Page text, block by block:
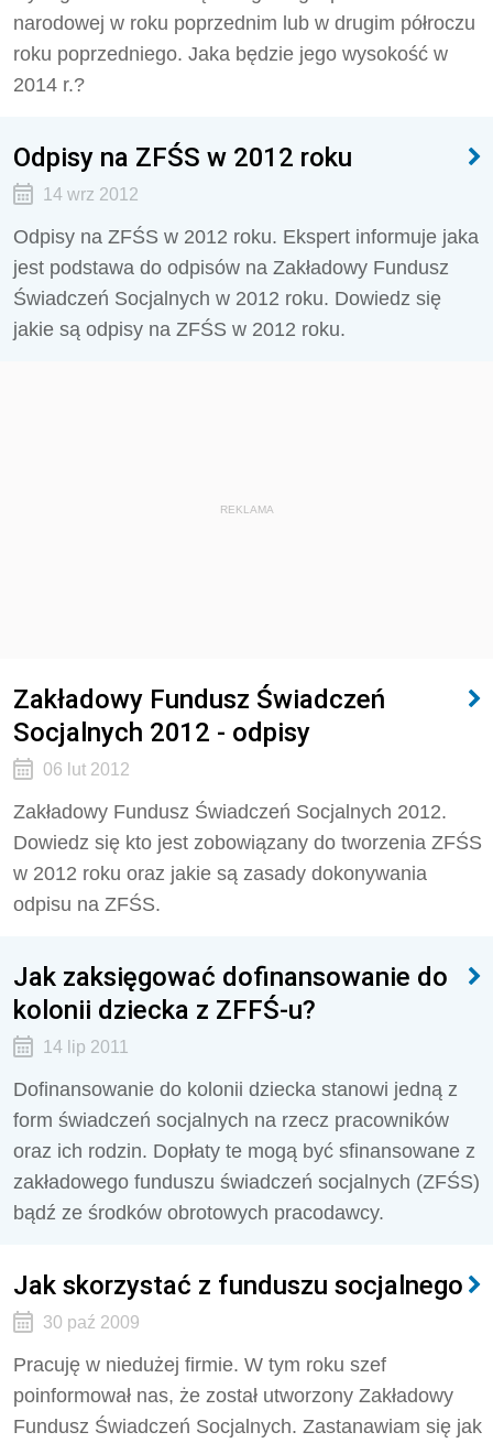
narodowej w roku poprzednim lub w drugim półroczu
roku poprzedniego. Jaka będzie jego wysokość w
2014 r.?
Odpisy na ZFŚS w 2012 roku
14 wrz 2012
Odpisy na ZFŚS w 2012 roku. Ekspert informuje jaka
jest podstawa do odpisów na Zakładowy Fundusz
Świadczeń Socjalnych w 2012 roku. Dowiedz się
jakie są odpisy na ZFŚS w 2012 roku.
REKLAMA
Zakładowy Fundusz Świadczeń
Socjalnych 2012 - odpisy
06 lut 2012
Zakładowy Fundusz Świadczeń Socjalnych 2012.
Dowiedz się kto jest zobowiązany do tworzenia ZFŚS
w 2012 roku oraz jakie są zasady dokonywania
odpisu na ZFŚS.
Jak zaksięgować dofinansowanie do
kolonii dziecka z ZFFŚ-u?
14 lip 2011
Dofinansowanie do kolonii dziecka stanowi jedną z
form świadczeń socjalnych na rzecz pracowników
oraz ich rodzin. Dopłaty te mogą być sfinansowane z
zakładowego funduszu świadczeń socjalnych (ZFŚS)
bądź ze środków obrotowych pracodawcy.
Jak skorzystać z funduszu socjalnego
30 paź 2009
Pracuję w niedużej firmie. W tym roku szef
poinformował nas, że został utworzony Zakładowy
Fundusz Świadczeń Socjalnych. Zastanawiam się jak